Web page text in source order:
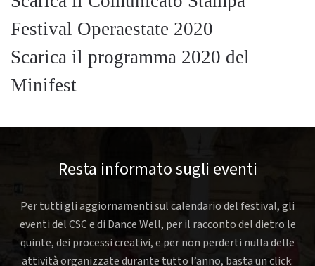
Festival Operaestate 2020
Scarica il programma 2020 del
Minifest
Resta informato sugli eventi
Per tutti gli aggiornamenti sul calendario del festival, gli
eventi del CSC e di Dance Well, per il racconto del dietro le
quinte, dei processi creativi, e per non perderti nulla delle
attività organizzate durante tutto l’anno, basta un click: